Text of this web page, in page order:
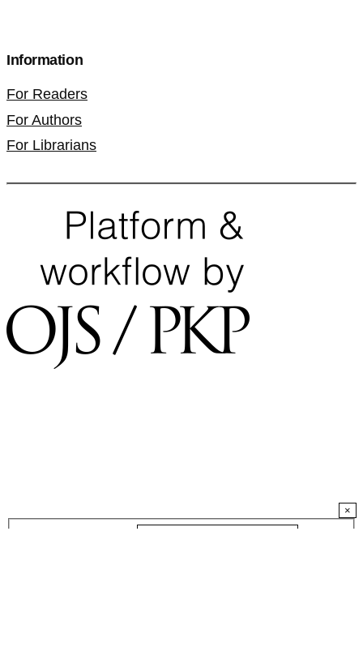
Information
For Readers
For Authors
For Librarians
×